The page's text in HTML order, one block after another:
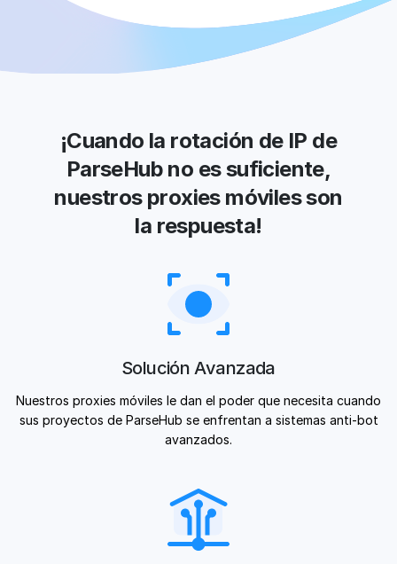
¡Cuando la rotación de IP de
ParseHub no es suficiente,
nuestros proxies móviles son
la respuesta!
Solución Avanzada
Nuestros proxies móviles le dan el poder que necesita cuando
sus proyectos de ParseHub se enfrentan a sistemas anti-bot
avanzados.